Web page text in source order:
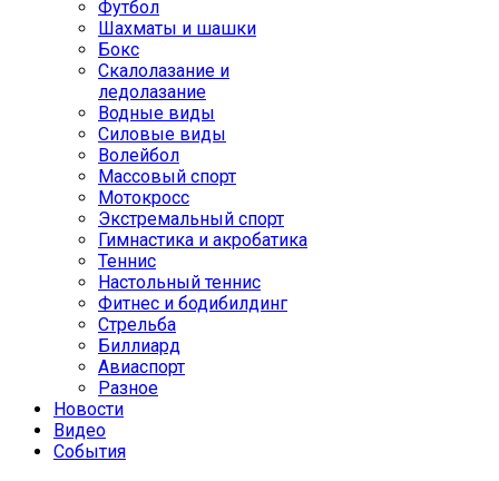
Футбол
Шахматы и шашки
Бокс
Скалолазание и
ледолазание
Водные виды
Силовые виды
Волейбол
Массовый спорт
Мотокросс
Экстремальный спорт
Гимнастика и акробатика
Теннис
Настольный теннис
Фитнес и бодибилдинг
Стрельба
Биллиард
Авиаспорт
Разное
Новости
Видео
События